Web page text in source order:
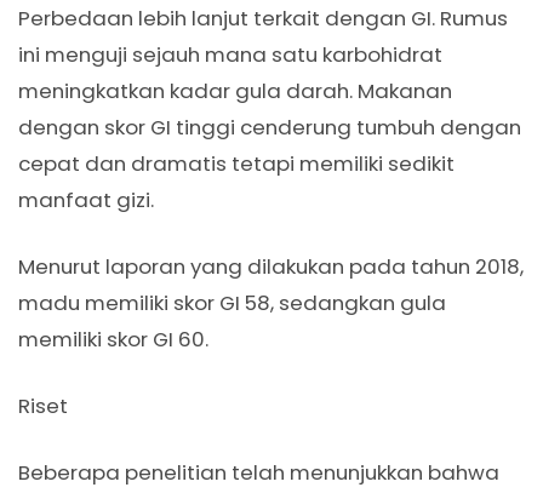
Perbedaan lebih lanjut terkait dengan GI. Rumus
ini menguji sejauh mana satu karbohidrat
meningkatkan kadar gula darah. Makanan
dengan skor GI tinggi cenderung tumbuh dengan
cepat dan dramatis tetapi memiliki sedikit
manfaat gizi.
Menurut laporan yang dilakukan pada tahun 2018,
madu memiliki skor GI 58, sedangkan gula
memiliki skor GI 60.
Riset
Beberapa penelitian telah menunjukkan bahwa